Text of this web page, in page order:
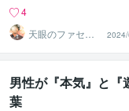
4
天眼のファセッ
ト
男性が『本気』と『
葉